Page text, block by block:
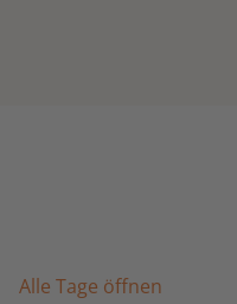
Alle Tage öffnen